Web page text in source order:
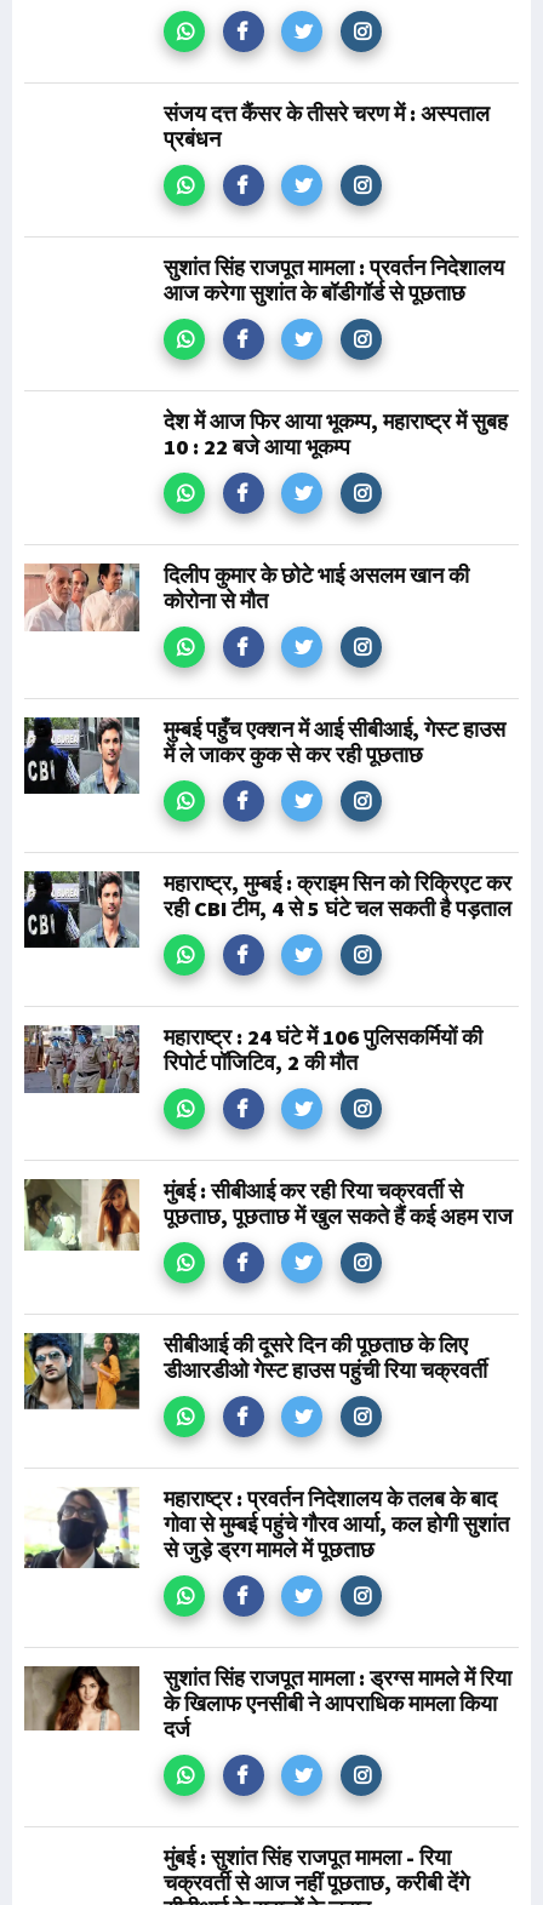
संजय दत्त कैंसर के तीसरे चरण में : अस्पताल
प्रबंधन
सुशांत सिंह राजपूत मामला : प्रवर्तन निदेशालय
आज करेगा सुशांत के बॉडीगॉर्ड से पूछताछ
देश में आज फिर आया भूकम्प, महाराष्ट्र में सुबह
10 : 22 बजे आया भूकम्प
दिलीप कुमार के छोटे भाई असलम खान की
कोरोना से मौत
मुम्बई पहुँच एक्शन में आई सीबीआई, गेस्ट हाउस
में ले जाकर कुक से कर रही पूछताछ
महाराष्ट्र, मुम्बई : क्राइम सिन को रिक्रिएट कर
रही CBI टीम, 4 से 5 घंटे चल सकती है पड़ताल
महाराष्ट्र : 24 घंटे में 106 पुलिसकर्मियों की
रिपोर्ट पॉजिटिव, 2 की मौत
मुंबई : सीबीआई कर रही रिया चक्रवर्ती से
पूछताछ, पूछताछ में खुल सकते हैं कई अहम राज
सीबीआई की दूसरे दिन की पूछताछ के लिए
डीआरडीओ गेस्ट हाउस पहुंची रिया चक्रवर्ती
महाराष्ट्र : प्रवर्तन निदेशालय के तलब के बाद
गोवा से मुम्बई पहुंचे गौरव आर्या, कल होगी सुशांत
से जुड़े ड्रग मामले में पूछताछ
सुशांत सिंह राजपूत मामला : ड्रग्स मामले में रिया
के खिलाफ एनसीबी ने आपराधिक मामला किया
दर्ज
मुंबई : सुशांत सिंह राजपूत मामला - रिया
चक्रवर्ती से आज नहीं पूछताछ, करीबी देंगे